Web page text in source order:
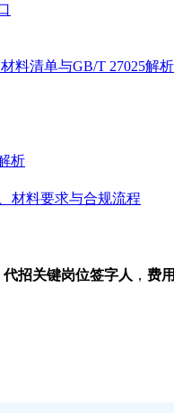
料清单与GB/T 27025解析
析
材料要求与合规流程
代招关键岗位签字人 ， 费